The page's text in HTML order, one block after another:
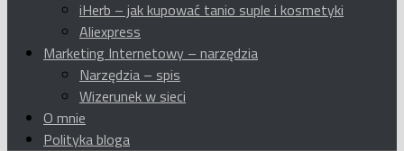
iHerb – jak kupować tanio suple i kosmetyki
Aliexpress
Marketing Internetowy – narzędzia
Narzędzia – spis
Wizerunek w sieci
O mnie
Polityka bloga